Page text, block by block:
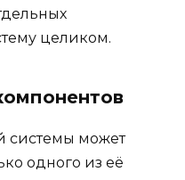
целиком.
системы может
одного из её